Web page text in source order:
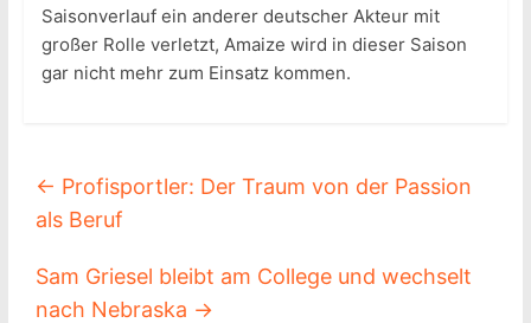
Saisonverlauf ein anderer deutscher Akteur mit
großer Rolle verletzt, Amaize wird in dieser Saison
gar nicht mehr zum Einsatz kommen.
← Profisportler: Der Traum von der Passion
als Beruf
Sam Griesel bleibt am College und wechselt
nach Nebraska →